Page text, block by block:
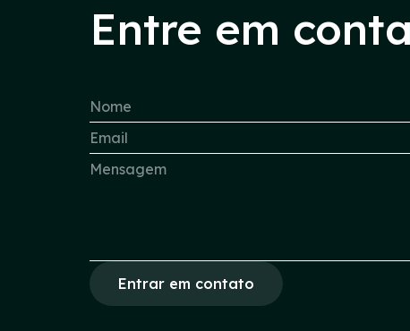
Entre em
Entrar em contato